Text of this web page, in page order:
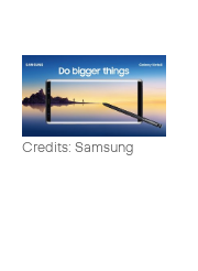
Credits: Samsung